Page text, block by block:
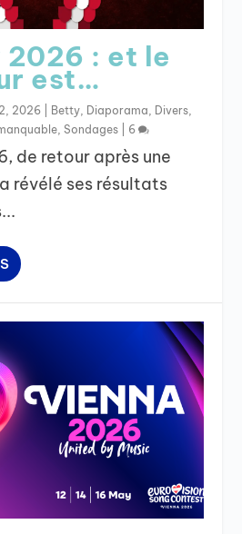
2026 : et le
est…
2026 Betty Diaporama Divers
,Sondages 6
de retour après une
révélé ses résultats